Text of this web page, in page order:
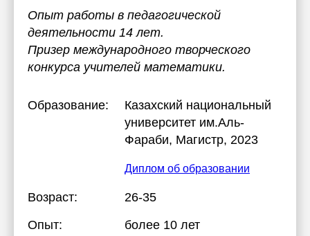
Опыт работы в педагогической
деятельности 14 лет.
Призер международного творческого
конкурса учителей математики.
Образование:
Казахский национальный
университет им.Аль-
Фараби, Магистр, 2023
Диплом об образовании
Возраст:
26-35
Опыт:
более 10 лет